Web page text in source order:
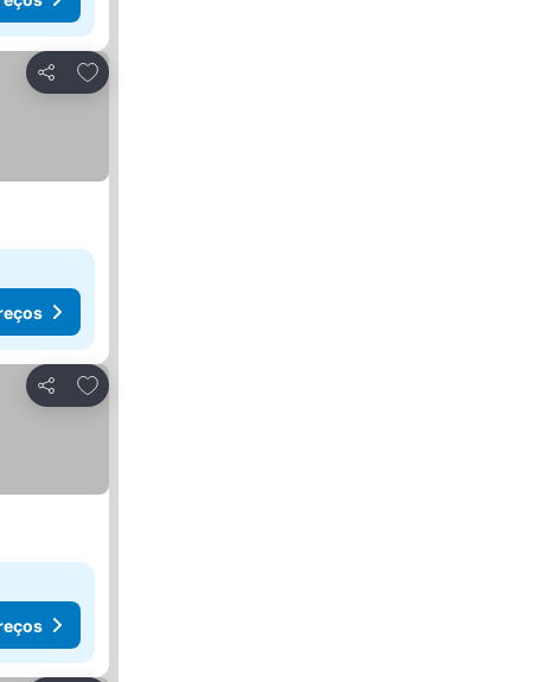
Partilhar
Adicionar aos favoritos
Partilhar
Adicionar aos favoritos